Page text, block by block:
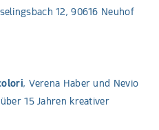
12, 90616 Neuhof
, Verena Haber und Nevio
15 Jahren kreativer